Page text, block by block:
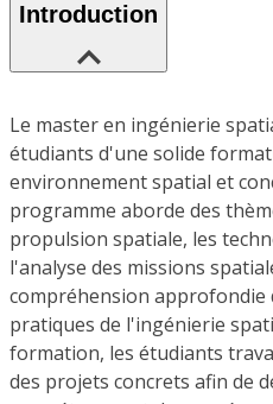
Introduction
Le master en ingénierie
étudiants d'une solide
environnement spatial et
programme aborde des
propulsion spatiale, les
l'analyse des missions
compréhension approfondie
pratiques de l'ingénierie
formation, les étudiants
des projets concrets afin de